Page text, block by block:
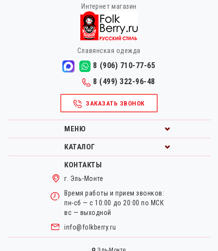
Интернет магазин
Славянская одежда
8 (906) 710-77-65
8 (499) 322-96-48
ЗАКАЗАТЬ ЗВОНОК
МЕНЮ
КАТАЛОГ
КОНТАКТЫ
г. Эль-Монте
Время работы и прием звонков:
пн-сб — с 10:00 до 20:00 по МСК
вс — выходной
info@folkberry.ru